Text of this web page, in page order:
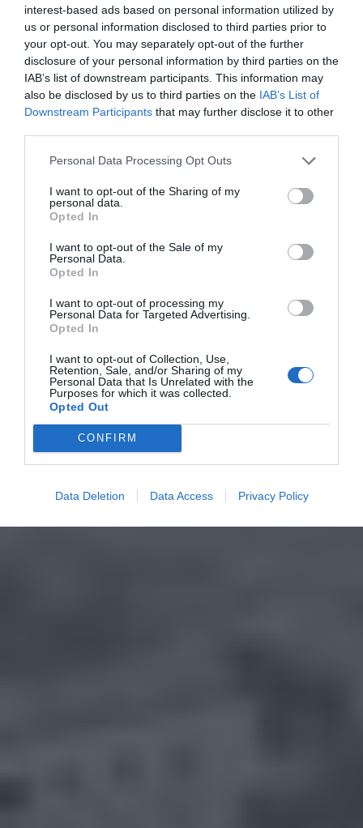
interest-based ads based on personal information utilized by
us or personal information disclosed to third parties prior to
your opt-out. You may separately opt-out of the further
disclosure of your personal information by third parties on the
IAB’s list of downstream participants. This information may
also be disclosed by us to third parties on the IAB’s List of
Downstream Participants that may further disclose it to other
Personal Data Processing Opt Outs
I want to opt-out of the Sharing of my
personal data.
Opted In
I want to opt-out of the Sale of my
Personal Data.
Opted In
I want to opt-out of processing my
Personal Data for Targeted Advertising.
Opted In
I want to opt-out of Collection, Use,
Retention, Sale, and/or Sharing of my
Personal Data that Is Unrelated with the
Purposes for which it was collected.
Opted Out
CONFIRM
Data Deletion Data Access Privacy Policy